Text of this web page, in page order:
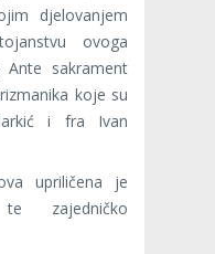
djelovanjem
ovoga
sakrament
koje su
i fra Ivan
upriličena je
zajedničko